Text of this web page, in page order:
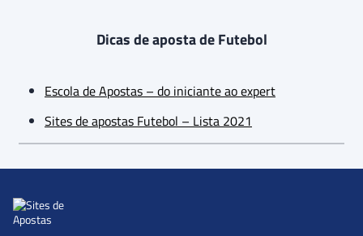
Dicas de aposta de Futebol
Escola de Apostas – do iniciante ao expert
Sites de apostas Futebol – Lista 2021